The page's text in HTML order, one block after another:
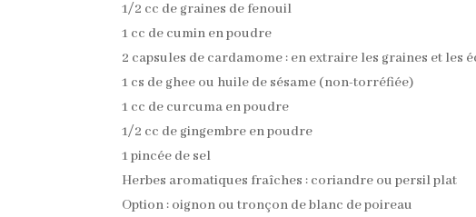
1/2 cc de graines de fenouil
1 cc de cumin en poudre
2 capsules de cardamome : en extraire les graines et les
1 cs de ghee ou huile de sésame (non-torréfiée)
1 cc de curcuma en poudre
1/2 cc de gingembre en poudre
1 pincée de sel
Herbes aromatiques fraîches : coriandre ou persil plat
Option : oignon ou tronçon de blanc de poireau